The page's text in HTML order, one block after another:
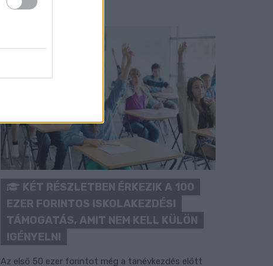
KÉT RÉSZLETBEN ÉRKEZIK A 100
EZER FORINTOS ISKOLAKEZDÉSI
TÁMOGATÁS, AMIT NEM KELL KÜLÖN
IGÉNYELNI
Az első 50 ezer forintot még a tanévkezdés előtt